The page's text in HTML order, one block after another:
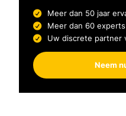
Meer dan 50 jaar
Meer dan 60
Uw discrete partner
Neem